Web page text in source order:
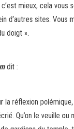
mieux, cela vous
d’autres sites. Vous
doigt ».
dit :
la réflexion
Qu’on le veuille ou